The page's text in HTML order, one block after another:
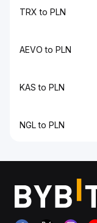
TRX to PLN
AEVO to PLN
KAS to PLN
NGL to PLN